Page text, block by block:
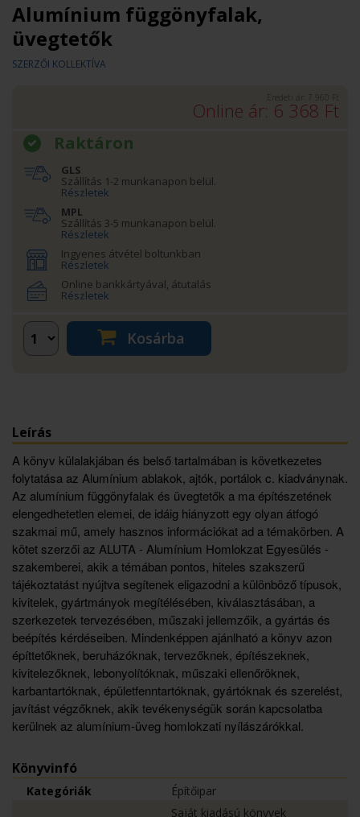
Alumínium függönyfalak,
üvegtetők
SZERZŐI KOLLEKTÍVA
Eredeti ár: 7 960 Ft
Online ár: 6 368 Ft
Raktáron
GLS
Szállítás 1-2 munkanapon belül.
Részletek
MPL
Szállítás 3-5 munkanapon belül.
Részletek
Ingyenes átvétel boltunkban
Részletek
Online bankkártyával, átutalás
Részletek
Kosárba
Leírás
A könyv külalakjában és belső tartalmában is következetes
folytatása az Alumínium ablakok, ajtók, portálok c. kiadványnak.
Az alumínium függönyfalak és üvegtetők a ma építészetének
elengedhetetlen elemei, de idáig hiányzott egy olyan átfogó
szakmai mű, amely hasznos információkat ad a témakörben. A
kötet szerzői az ALUTA - Alumínium Homlokzat Egyesülés -
szakemberei, akik a témában pontos, hiteles szakszerű
tájékoztatást nyújtva segítenek eligazodni a különböző típusok,
kivitelek, gyártmányok megítélésében, kiválasztásában, a
szerkezetek tervezésében, műszaki jellemzőik, a gyártás és
beépítés kérdéseiben. Mindenképpen ajánlható a könyv azon
építtetőknek, beruházóknak, tervezőknek, építészeknek,
kivitelezőknek, lebonyolítóknak, műszaki ellenőröknek,
karbantartóknak, épületfenntartóknak, gyártóknak és szerelést,
javítást végzőknek, akik tevékenységük során kapcsolatba
kerülnek az alumínium-üveg homlokzati nyílászárókkal.
Könyvinfó
Kategóriák
Építőipar
Saját kiadású könyvek